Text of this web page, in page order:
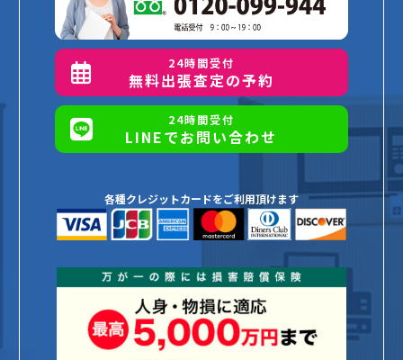
24時間受付
無料出張査定の予約
24時間受付
LINEでお問い合わせ
各種クレジットカードをご利用頂けます